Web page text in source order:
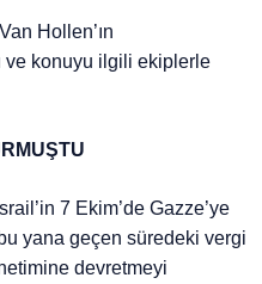
Hollen’ın
ve konuyu ilgili ekiplerle
7 Ekim’de Gazze’ye
yana geçen süredeki vergi
devretmeyi